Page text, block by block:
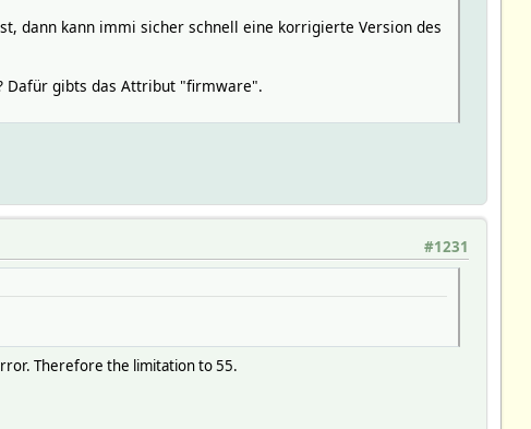
dann kann immi sicher schnell eine korrigierte Version des
Dafür gibts das Attribut "firmware".
#1231
Therefore the limitation to 55.